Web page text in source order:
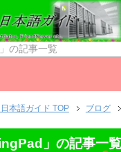
の記事一覧
本語ガイド TOP ブログ
」の記事一覧